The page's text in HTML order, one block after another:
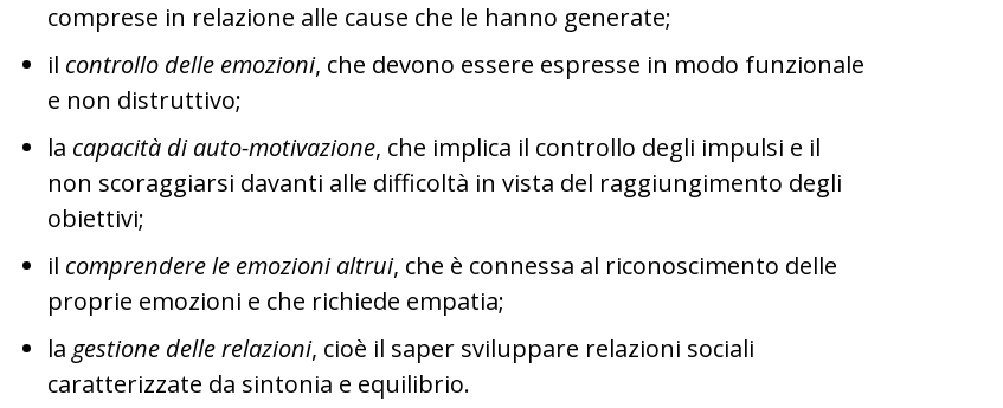
comprese in relazione alle cause che le hanno generate;
il controllo delle emozioni, che devono essere espresse in modo funzionale
e non distruttivo;
la capacità di auto-motivazione, che implica il controllo degli impulsi e il
non scoraggiarsi davanti alle difficoltà in vista del raggiungimento degli
obiettivi;
il comprendere le emozioni altrui, che è connessa al riconoscimento delle
proprie emozioni e che richiede empatia;
la gestione delle relazioni, cioè il saper sviluppare relazioni sociali
caratterizzate da sintonia e equilibrio.